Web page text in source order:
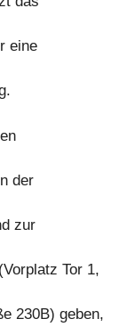
eine
der
zur
Tor 1,
230B) geben,